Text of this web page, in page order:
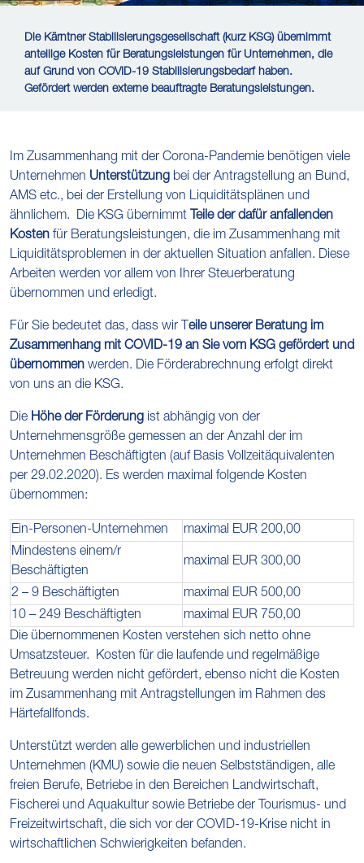
Die Kärntner Stabilisierungsgesellschaft (kurz KSG) übernimmt
anteilige Kosten für Beratungsleistungen für Unternehmen, die
auf Grund von COVID-19 Stabilisierungsbedarf haben.
Gefördert werden externe beauftragte Beratungsleistungen.
Im Zusammenhang mit der Corona-Pandemie benötigen viele
Unternehmen Unterstützung bei der Antragstellung an Bund,
AMS etc., bei der Erstellung von Liquiditätsplänen und
ähnlichem. Die KSG übernimmt Teile der dafür anfallenden
Kosten für Beratungsleistungen, die im Zusammenhang mit
Liquiditätsproblemen in der aktuellen Situation anfallen. Diese
Arbeiten werden vor allem von Ihrer Steuerberatung
übernommen und erledigt.
Für Sie bedeutet das, dass wir T eile unserer Beratung im
Zusammenhang mit COVID-19 an Sie vom KSG gefördert und
übernommen werden. Die Förderabrechnung erfolgt direkt
von uns an die KSG.
Die Höhe der Förderung ist abhängig von der
Unternehmensgröße gemessen an der Anzahl der im
Unternehmen Beschäftigten (auf Basis Vollzeitäquivalenten
per 29.02.2020). Es werden maximal folgende Kosten
übernommen:
Ein-Personen-Unternehmen
maximal EUR 200,00
Mindestens einem/r
Beschäftigten
maximal EUR 300,00
2 – 9 Beschäftigten
maximal EUR 500,00
10 – 249 Beschäftigten
maximal EUR 750,00
Die übernommenen Kosten verstehen sich netto ohne
Umsatzsteuer. Kosten für die laufende und regelmäßige
Betreuung werden nicht gefördert, ebenso nicht die Kosten
im Zusammenhang mit Antragstellungen im Rahmen des
Härtefallfonds.
Unterstützt werden alle gewerblichen und industriellen
Unternehmen (KMU) sowie die neuen Selbstständigen, alle
freien Berufe, Betriebe in den Bereichen Landwirtschaft,
Fischerei und Aquakultur sowie Betriebe der Tourismus- und
Freizeitwirtschaft, die sich vor der COVID-19-Krise nicht in
wirtschaftlichen Schwierigkeiten befanden.